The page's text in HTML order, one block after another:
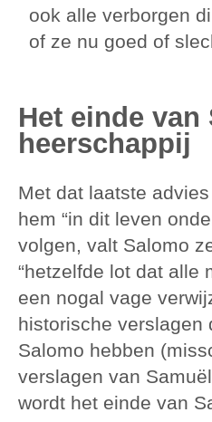
ook alle verborgen
of ze nu goed of
Het einde van
heerschappij
Met dat laatste
hem “in dit leven
volgen, valt Salomo
“hetzelfde lot dat alle
een nogal vage
historische verslagen
Salomo hebben
verslagen van
wordt het einde van